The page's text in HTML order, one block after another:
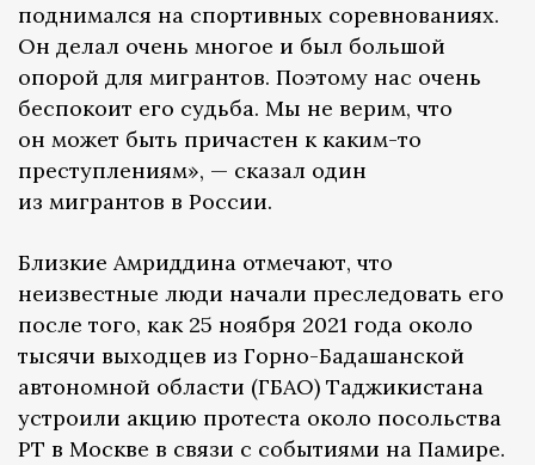
поднимался на спортивных соревнованиях.
Он делал очень многое и был большой
опорой для мигрантов. Поэтому нас очень
беспокоит его судьба. Мы не верим, что
он может быть причастен к каким-то
преступлениям», — сказал один
из мигрантов в России.
Близкие Амриддина отмечают, что
неизвестные люди начали преследовать его
после того, как 25 ноября 2021 года около
тысячи выходцев из Горно-Бадашанской
автономной области (ГБАО) Таджикистана
устроили акцию протеста около посольства
РТ в Москве в связи с событиями на Памире.